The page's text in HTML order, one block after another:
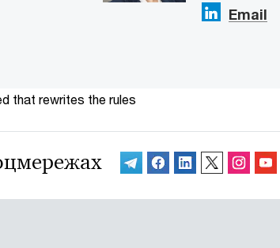
Email
that rewrites the rules